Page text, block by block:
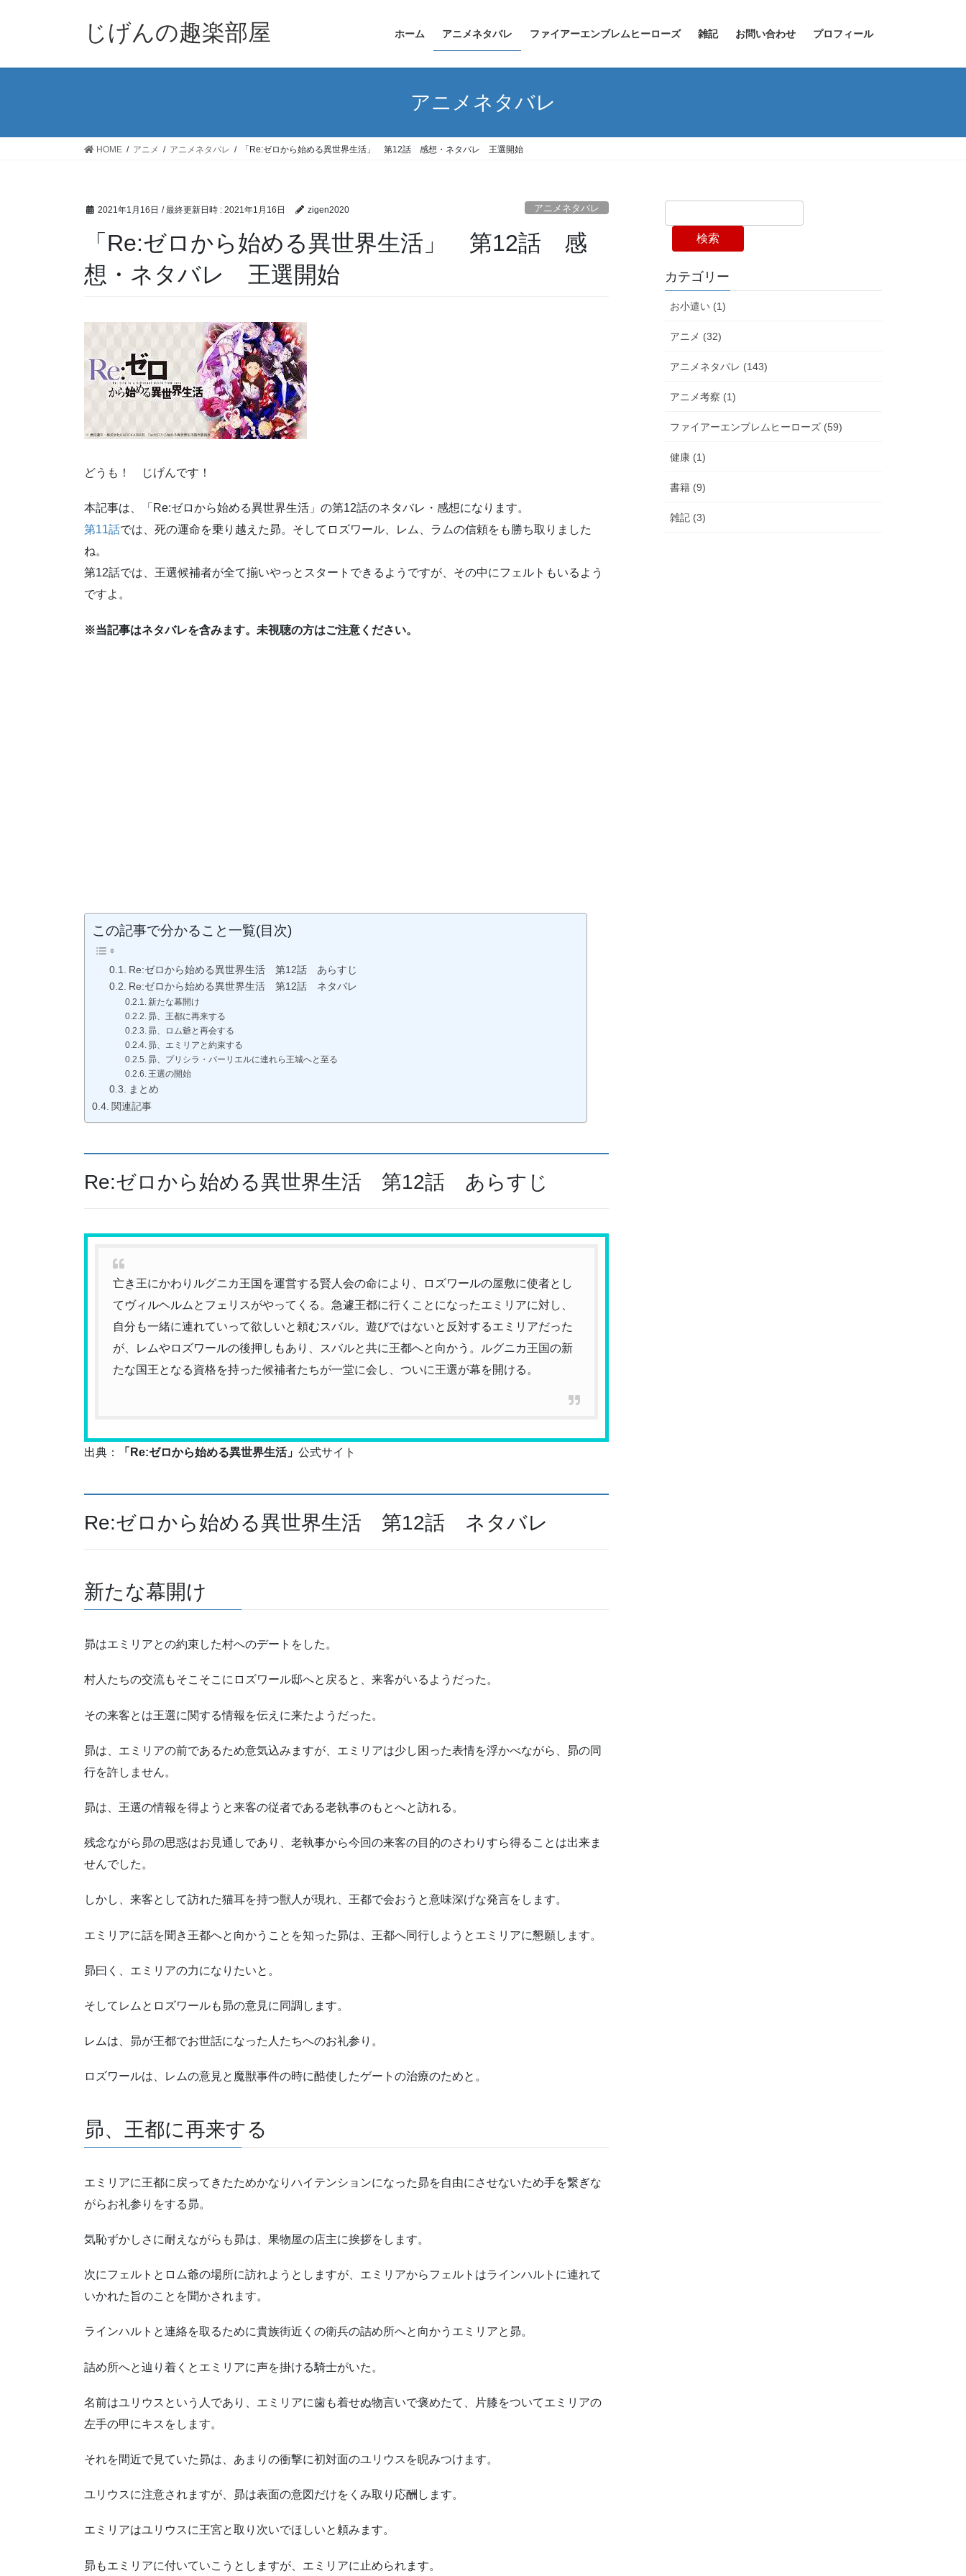
じげんの趣楽部屋 ホーム アニメネタバレ ファイアーエンブレムヒーローズ 雑記 お問い合わせ プロフィール
アニメネタバレ
HOME アニメ アニメネタバレ 「Re:ゼロから始める異世界生活」 第12話 感想・ネタバレ 王選開始
2021年1月16日 / 最終更新日時 : 2021年1月16日 zigen2020 アニメネタバレ
「Re:ゼロから始める異世界生活」 第12話 感
想・ネタバレ 王選開始
どうも！ じげんです！
本記事は、「Re:ゼロから始める異世界生活」の第12話のネタバレ・感想になります。
第11話では、死の運命を乗り越えた昴。そしてロズワール、レム、ラムの信頼をも勝ち取りました
ね。
第12話では、王選候補者が全て揃いやっとスタートできるようですが、その中にフェルトもいるよう
ですよ。
※当記事はネタバレを含みます。未視聴の方はご注意ください。
この記事で分かること一覧(目次)
Re:ゼロから始める異世界生活 第12話 あらすじ
Re:ゼロから始める異世界生活 第12話 ネタバレ
新たな幕開け
昴、王都に再来する
昴、ロム爺と再会する
昴、エミリアと約束する
昴、プリシラ・バーリエルに連れら王城へと至る
王選の開始
まとめ
関連記事
Re:ゼロから始める異世界生活 第12話 あらすじ
亡き王にかわりルグニカ王国を運営する賢人会の命により、ロズワールの屋敷に使者とし
てヴィルヘルムとフェリスがやってくる。急遽王都に行くことになったエミリアに対し、
自分も一緒に連れていって欲しいと頼むスバル。遊びではないと反対するエミリアだった
が、レムやロズワールの後押しもあり、スバルと共に王都へと向かう。ルグニカ王国の新
たな国王となる資格を持った候補者たちが一堂に会し、ついに王選が幕を開ける。
出典： 「Re:ゼロから始める異世界生活」 公式サイト
Re:ゼロから始める異世界生活 第12話 ネタバレ
新たな幕開け
昴はエミリアとの約束した村へのデートをした。
村人たちの交流もそこそこにロズワール邸へと戻ると、来客がいるようだった。
その来客とは王選に関する情報を伝えに来たようだった。
昴は、エミリアの前であるため意気込みますが、エミリアは少し困った表情を浮かべながら、昴の同
行を許しません。
昴は、王選の情報を得ようと来客の従者である老執事のもとへと訪れる。
残念ながら昴の思惑はお見通しであり、老執事から今回の来客の目的のさわりすら得ることは出来ま
せんでした。
しかし、来客として訪れた猫耳を持つ獣人が現れ、王都で会おうと意味深げな発言をします。
エミリアに話を聞き王都へと向かうことを知った昴は、王都へ同行しようとエミリアに懇願します。
昴曰く、エミリアの力になりたいと。
そしてレムとロズワールも昴の意見に同調します。
レムは、昴が王都でお世話になった人たちへのお礼参り。
ロズワールは、レムの意見と魔獣事件の時に酷使したゲートの治療のためと。
昴、王都に再来する
エミリアに王都に戻ってきたためかなりハイテンションになった昴を自由にさせないため手を繋ぎな
がらお礼参りをする昴。
気恥ずかしさに耐えながらも昴は、果物屋の店主に挨拶をします。
次にフェルトとロム爺の場所に訪れようとしますが、エミリアからフェルトはラインハルトに連れて
いかれた旨のことを聞かされます。
ラインハルトと連絡を取るために貴族街近くの衛兵の詰め所へと向かうエミリアと昴。
詰め所へと辿り着くとエミリアに声を掛ける騎士がいた。
名前はユリウスという人であり、エミリアに歯も着せぬ物言いで褒めたて、片膝をついてエミリアの
左手の甲にキスをします。
それを間近で見ていた昴は、あまりの衝撃に初対面のユリウスを睨みつけます。
ユリウスに注意されますが、昴は表面の意図だけをくみ取り応酬します。
エミリアはユリウスに王宮と取り次いでほしいと頼みます。
昴もエミリアに付いていこうとしますが、エミリアに止められます。
検索
カテゴリー
お小遣い (1)
アニメ (32)
アニメネタバレ (143)
アニメ考察 (1)
ファイアーエンブレムヒーローズ (59)
健康 (1)
書籍 (9)
雑記 (3)